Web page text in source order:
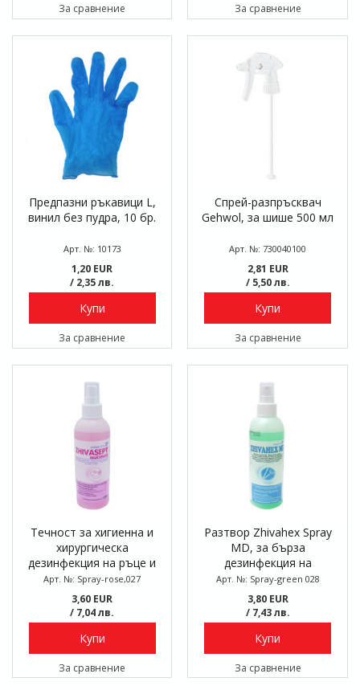
За сравнение За сравнение
Предпазни ръкавици L,
винил без пудра, 10 бр.
Арт. №: 10173
1,20 EUR
/ 2,35 лв.
Купи
За сравнение
Спрей-разпръсквач
Gehwol, за шише 500 мл
Арт. №: 730040100
2,81 EUR
/ 5,50 лв.
Купи
За сравнение
Течност за хигиенна и
хирургическа
дезинфекция на ръце и
кожа Zhivasept Cluconate,
200 мл
Арт. №: Spray-rose,027
3,60 EUR
/ 7,04 лв.
Купи
За сравнение
Разтвор Zhivahex Spray
MD, за бърза
дезинфекция на
медицински,
стоматологични
инструменти и
повърхности, 200 мл
Арт. №: Spray-green 028
3,80 EUR
/ 7,43 лв.
Купи
За сравнение